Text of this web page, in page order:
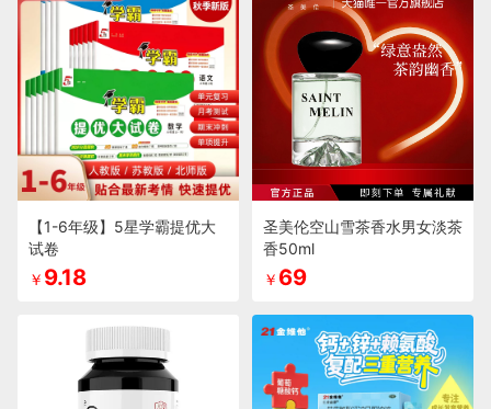
【1-6年级】5星学霸提优大
试卷
￥ 9.18
圣美伦空山雪茶香水男女淡茶
香50ml
￥ 69